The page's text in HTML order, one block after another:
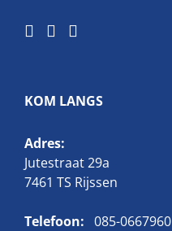
KOM LANGS
Adres:
Jutestraat 29a
7461 TS Rijssen
Telefoon: 085-0667960